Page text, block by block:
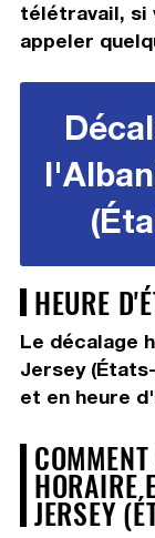
télétravail, si
appeler
HEURE
Le décalage
Jersey
et en heure
HORAIRE
JERSEY